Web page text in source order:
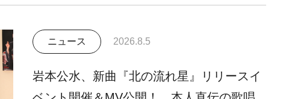
ニュース 2026.8.5
岩本公水、新曲『北の流れ星』リリースイ